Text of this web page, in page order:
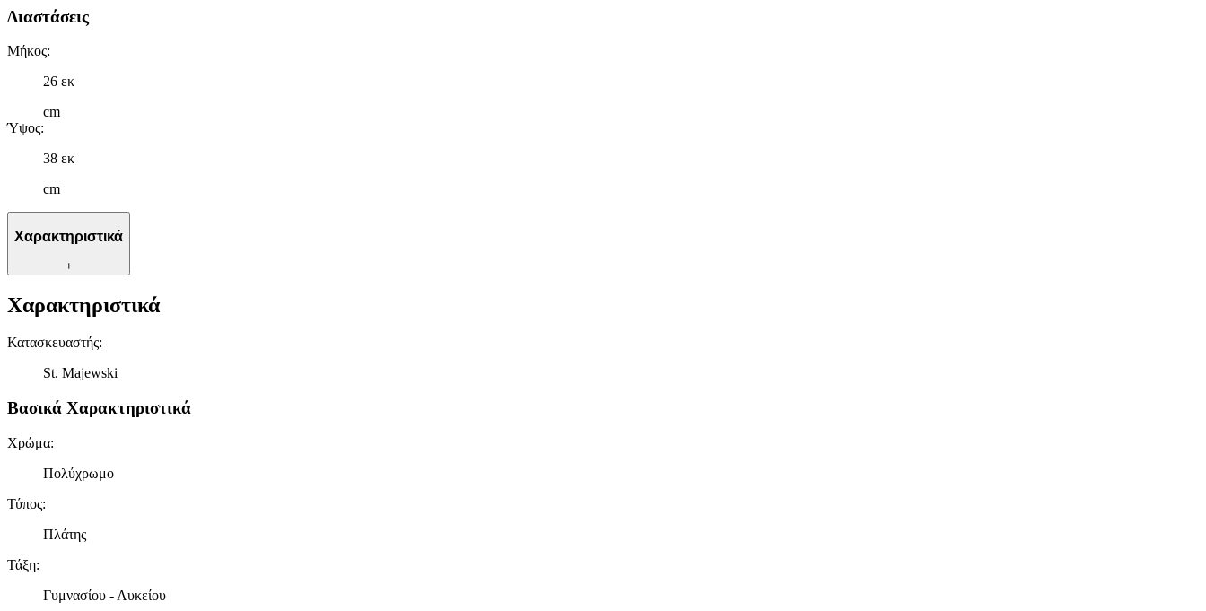
Διαστάσεις
Μήκος:
26 εκ
cm
Ύψος:
38 εκ
cm
Χαρακτηριστικά
+
Χαρακτηριστικά
Κατασκευαστής:
St. Majewski
Βασικά Χαρακτηριστικά
Χρώμα:
Πολύχρωμο
Τύπος:
Πλάτης
Τάξη:
Γυμνασίου - Λυκείου